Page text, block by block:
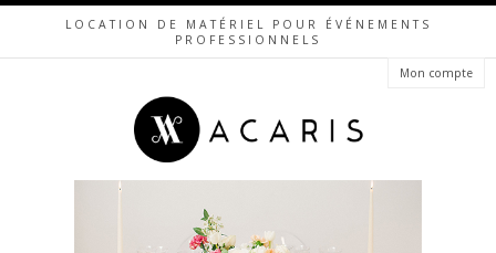
LOCATION DE MATÉRIEL POUR ÉVÉNEMENTS
PROFESSIONNELS
Mon compte